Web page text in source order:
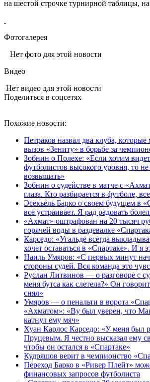
на шестой строчке турнирной таблицы,
Фотогалерея
Нет фото для этой новости
Видео
Нет видео для этой новости
Поделиться в соцсетях
Похожие новости:
Петраков назвал два клуба, которые
вызов «Зениту» в борьбе за
Зобнин о Полехе: «Если хотим
футболистов высокого уровня, то
возвышать»
Зобнин о судействе в матче с
глаза. Кто разбирается в футболе,
Эсекьель Барко о своем будущем в
все устраивает. Я рад радовать
«Ахмат» оштрафован на 20 тысяч
горячей воды в раздевалке
Карседо: «Угальде всегда
хочет оставаться в «Спартаке». И я
Наиль Умяров: «С первых минут
стороны судей. Вся команда это
Руслан Литвинов — о разговоре с
меня бутса как слетела?» Он
снял»
Умяров — о пенальти в ворота
«Ахматом»: «Ву был уверен, что
катнул ему мяч»
Хуан Карлос Карседо: «У меня был
Пруцевым. Я честно высказал ему
чтобы он остался в «Спартаке»
Кудряшов верит в чемпионство
Переход Барко в «Ривер Плейт»
финансовых запросов футболиста